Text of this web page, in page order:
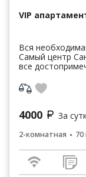
VIP
Вся необходимая мебель.
Самый центр
все
4000 За
2-комнатная 70